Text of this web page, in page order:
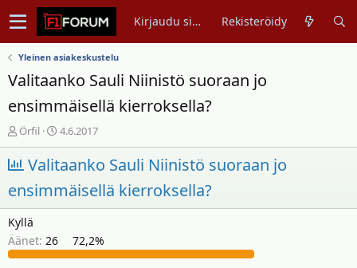
Kirjaudu sisään Rekisteröidy
Yleinen asiakeskustelu
Valitaanko Sauli Niinistö suoraan jo
ensimmäisellä kierroksella?
V
i
e
t
i
k
e
t
Örfil
A
l
o
t
u
ä
4.6.2017
Valitaanko Sauli Niinistö suoraan jo
ensimmäisellä kierroksella?
Kyllä
Äänet: 26 72,2%